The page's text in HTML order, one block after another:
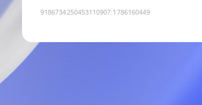
9186734250453110907:1786160449